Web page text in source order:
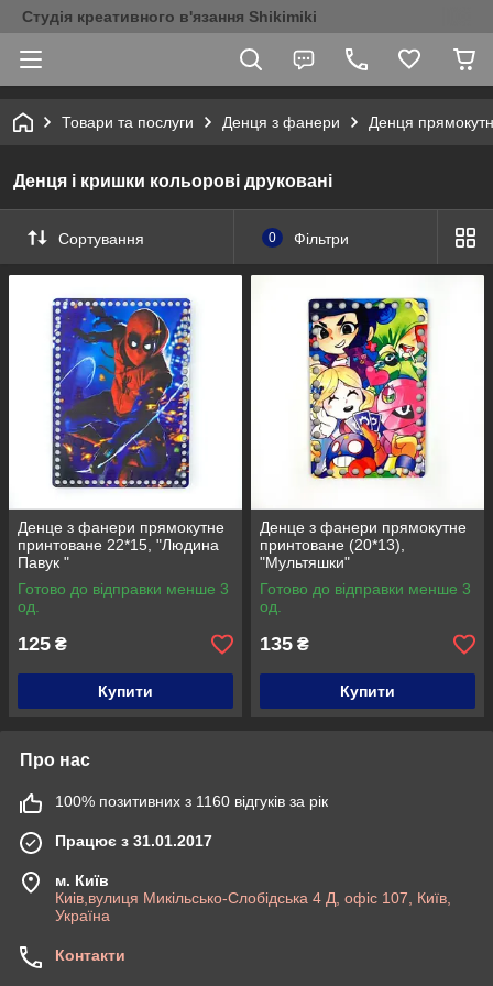
Студія креативного в'язання Shikimiki
Товари та послуги Денця з фанери Денця
Денця і кришки кольорові друковані
Сортування 0 Фільтри
Денце з фанери прямокутне
принтоване 22*15, "Людина
Павук "
Готово до відправки менше 3
од.
125 ₴
Купити
Денце з фанери прямокутне
принтоване (20*13),
"Мультяшки"
Готово до відправки менше 3
од.
135 ₴
Купити
Про нас
100% позитивних з 1160 відгуків за рік
Працює з 31.01.2017
м. Київ
Киів,вулиця Микільсько-Слобідська 4 Д, офіс 107, Київ,
Україна
Контакти